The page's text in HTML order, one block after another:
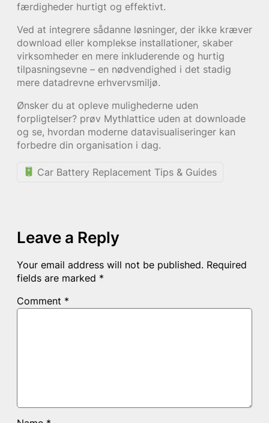
færdigheder hurtigt og effektivt.
Ved at integrere sådanne løsninger, der ikke kræver
download eller komplekse installationer, skaber
virksomheder en mere inkluderende og hurtig
tilpasningsevne – en nødvendighed i det stadig
mere datadrevne erhvervsmiljø.
Ønsker du at opleve mulighederne uden
forpligtelser? prøv Mythlattice uden at downloade
og se, hvordan moderne datavisualiseringer kan
forbedre din organisation i dag.
Car Battery Replacement Tips & Guides
Leave a Reply
Your email address will not be published. Required
fields are marked *
Comment *